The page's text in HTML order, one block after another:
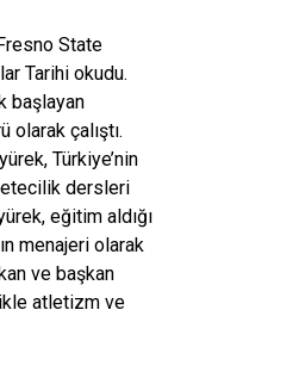
State
Tarihi okudu.
başlayan
olarak çalıştı.
Türkiye’nin
dersleri
eğitim aldığı
menajeri olarak
ve başkan
atletizm ve